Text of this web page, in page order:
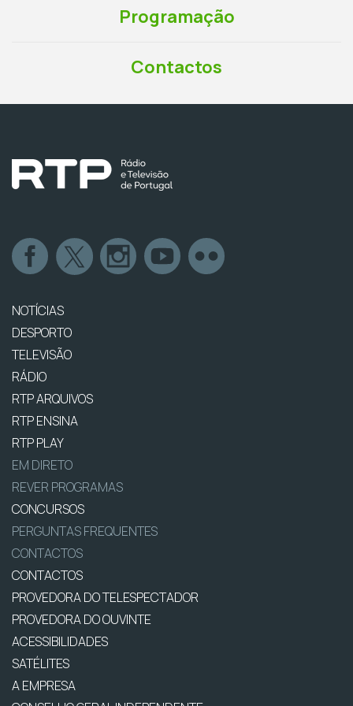
Programação
Contactos
NOTÍCIAS
DESPORTO
TELEVISÃO
RÁDIO
RTP ARQUIVOS
RTP ENSINA
RTP PLAY
EM DIRETO
REVER PROGRAMAS
CONCURSOS
PERGUNTAS FREQUENTES
CONTACTOS
CONTACTOS
PROVEDORA DO TELESPECTADOR
PROVEDORA DO OUVINTE
ACESSIBILIDADES
SATÉLITES
A EMPRESA